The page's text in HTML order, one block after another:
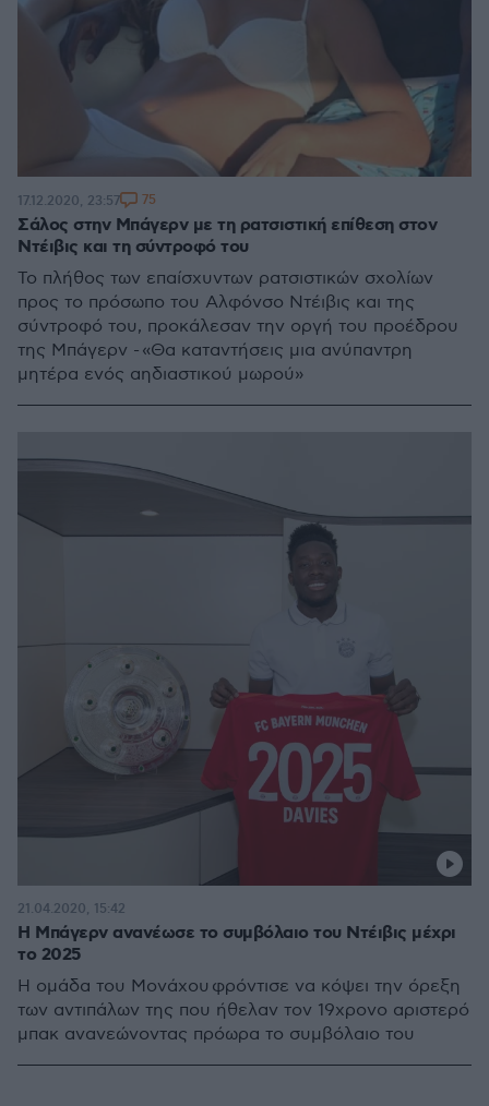
Σάλος στην Μπάγερν με τη ρατσιστική επίθεση στον
Ντέιβις και τη σύντροφό του
Το πλήθος των επαίσχυντων ρατσιστικών σχολίων
προς το πρόσωπο του Αλφόνσο Ντέιβις και της
σύντροφό του, προκάλεσαν την οργή του προέδρου
της Μπάγερν - «Θα καταντήσεις μια ανύπαντρη
μητέρα ενός αηδιαστικού μωρού»
17.12.2020, 23:57 75
Η Μπάγερν ανανέωσε το συμβόλαιο του Ντέιβις μέχρι
το 2025
Η ομάδα του Μονάχου φρόντισε να κόψει την όρεξη
των αντιπάλων της που ήθελαν τον 19χρονο αριστερό
μπακ ανανεώνοντας πρόωρα το συμβόλαιο του
21.04.2020, 15:42